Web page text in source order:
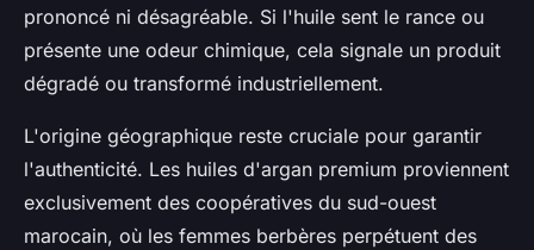
prononcé ni désagréable. Si l'huile sent le rance ou
présente une odeur chimique, cela signale un produit
dégradé ou transformé industriellement.
L'origine géographique reste cruciale pour garantir
l'authenticité. Les huiles d'argan premium proviennent
exclusivement des coopératives du sud-ouest
marocain, où les femmes berbères perpétuent des